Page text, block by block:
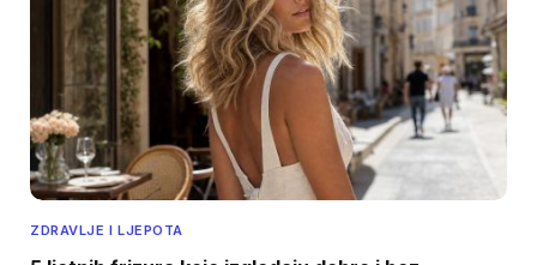
ZDRAVLJE I LJEPOTA